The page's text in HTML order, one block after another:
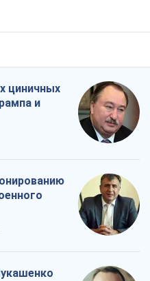
циничных
и